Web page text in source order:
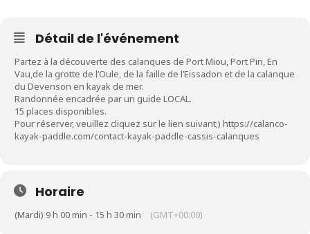
Détail de l'événement
Partez à la découverte des calanques de Port Miou, Port Pin, En
Vau,de la grotte de l’Oule, de la faille de l’Eissadon et de la calanque
du Devenson en kayak de mer.
Randonnée encadrée par un guide LOCAL.
15 places disponibles.
Pour réserver, veuillez cliquez sur le lien suivant;) https://calanco-
kayak-paddle.com/contact-kayak-paddle-cassis-calanques
Horaire
(Mardi) 9 h 00 min - 15 h 30 min (GMT+00:00)